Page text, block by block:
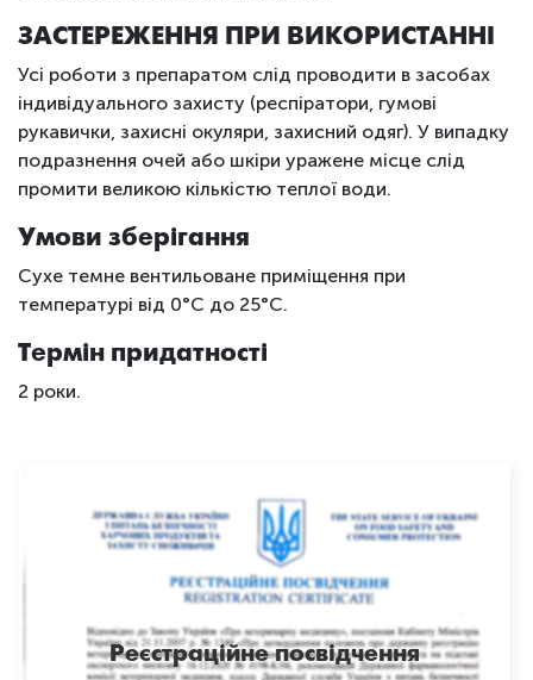
ЗАСТЕРЕЖЕННЯ ПРИ ВИКОРИСТАННІ
Усі роботи з препаратом слід проводити в засобах
індивідуального захисту (респіратори, гумові
рукавички, захисні окуляри, захисний одяг). У випадку
подразнення очей або шкіри уражене місце слід
промити великою кількістю теплої води.
Умови зберігання
Сухе темне вентильоване приміщення при
температурі від 0°С до 25°С.
Термін придатності
2 роки.
Реєстраційне посвідчення